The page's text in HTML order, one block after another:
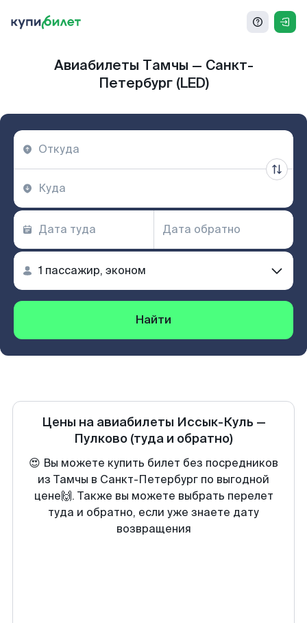
Авиабилеты Тамчы — Санкт-
Петербург (LED)
Найти
Цены на авиабилеты Иссык-Куль —
Пулково (туда и обратно)
😍 Вы можете купить билет без посредников
из Тамчы в Санкт-Петербург по выгодной
цене🙌. Также вы можете выбрать перелет
туда и обратно, если уже знаете дату
возвращения